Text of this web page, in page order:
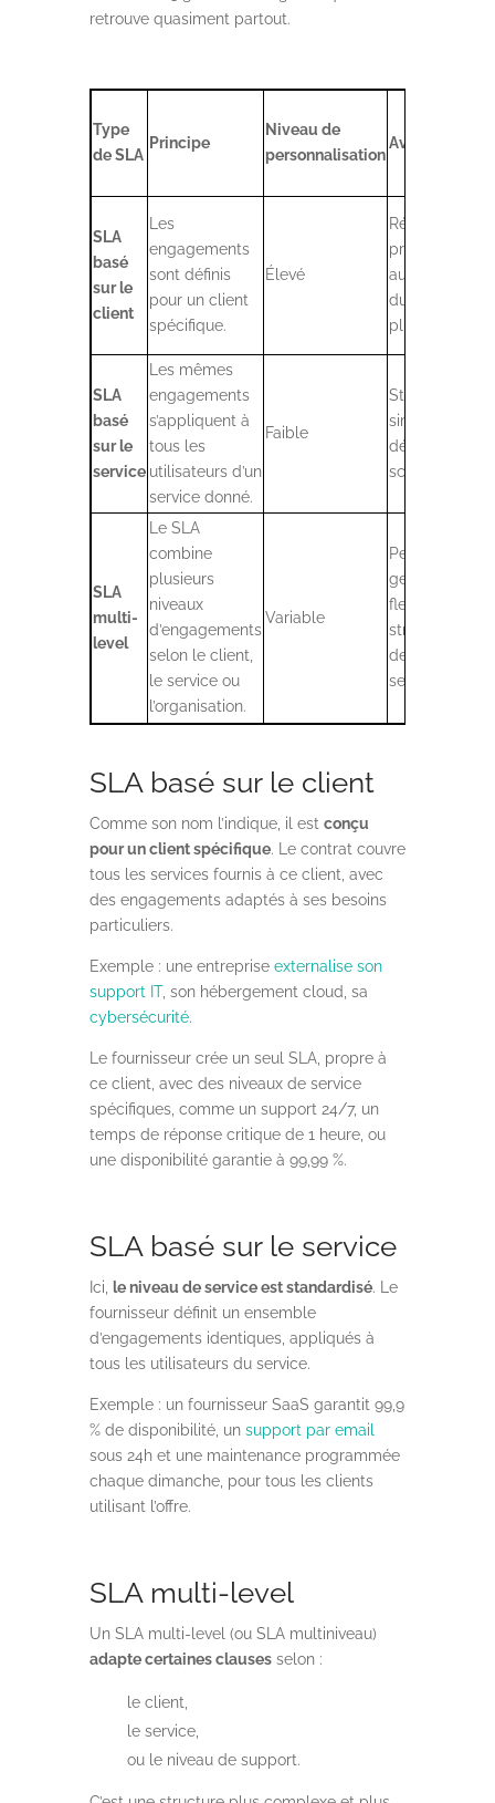
retrouve quasiment partout.
Type
de SLA
Principe
Niveau de
personnalisation
Avantages
SLA
basé
sur le
client
Les
engagements
sont définis
pour un client
spécifique.
Élevé
Répond
précisément
aux attentes
du client ;
plus flexible.
SLA
basé
sur le
service
Les mêmes
engagements
s’appliquent à
tous les
utilisateurs d’un
service donné.
Faible
Standardisé,
simple à
déployer et
scalable.
SLA
multi-
level
Le SLA
combine
plusieurs
niveaux
d’engagements
selon le client,
le service ou
l’organisation.
Variable
Permet une
gestion
flexible et
structurée
des
services.
SLA basé sur le client
Comme son nom l’indique, il est conçu
pour un client spécifique. Le contrat couvre
tous les services fournis à ce client, avec
des engagements adaptés à ses besoins
particuliers.
Exemple : une entreprise externalise son
support IT, son hébergement cloud, sa
cybersécurité.
Le fournisseur crée un seul SLA, propre à
ce client, avec des niveaux de service
spécifiques, comme un support 24/7, un
temps de réponse critique de 1 heure, ou
une disponibilité garantie à 99,99 %.
SLA basé sur le service
Ici, le niveau de service est standardisé. Le
fournisseur définit un ensemble
d’engagements identiques, appliqués à
tous les utilisateurs du service.
Exemple : un fournisseur SaaS garantit 99,9
% de disponibilité, un support par email
sous 24h et une maintenance programmée
chaque dimanche, pour tous les clients
utilisant l’offre.
SLA multi-level
Un SLA multi-level (ou SLA multiniveau)
adapte certaines clausesselon :
le client,
le service,
ou le niveau de support.